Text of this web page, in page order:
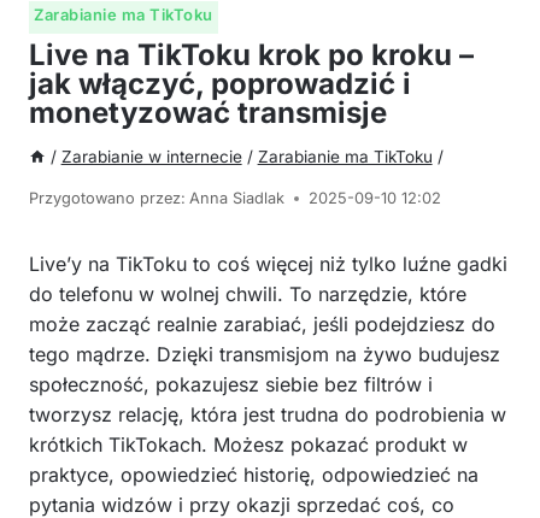
Zarabianie ma TikToku
Live na TikToku krok po kroku –
jak włączyć, poprowadzić i
monetyzować transmisje
/ Zarabianie w internecie / Zarabianie ma TikToku /
Przygotowano przez: Anna Siadlak 2025-09-10 12:02
Live’y na TikToku to coś więcej niż tylko luźne gadki
do telefonu w wolnej chwili. To narzędzie, które
może zacząć realnie zarabiać, jeśli podejdziesz do
tego mądrze. Dzięki transmisjom na żywo budujesz
społeczność, pokazujesz siebie bez filtrów i
tworzysz relację, która jest trudna do podrobienia w
krótkich TikTokach. Możesz pokazać produkt w
praktyce, opowiedzieć historię, odpowiedzieć na
pytania widzów i przy okazji sprzedać coś, co